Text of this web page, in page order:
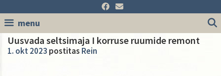
to
content
menu
Uusvada seltsimaja I korruse ruumide remont
1. okt 2023 postitas Rein